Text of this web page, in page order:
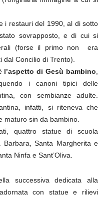
i restauri del 1990, al di sotto
sovrapposto, e di cui si
(forse il primo non era
Concilio di Trento).
l’aspetto di Gesù bambino
i canoni tipici delle
con sembianze adulte.
infatti, si riteneva che
maturo sin da bambino.
quattro statue di scuola
Barbara, Santa Margherita e
Ninfa e Sant’Oliva.
successiva dedicata alla
con statue e rilievi